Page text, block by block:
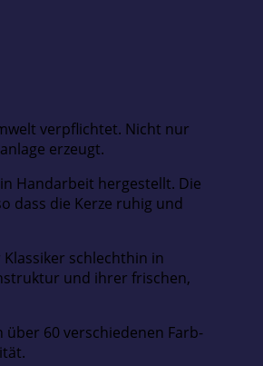
verpflichtet. Nicht nur
erzeugt.
Handarbeit hergestellt. Die
dass die Kerze ruhig und
schlechthin in
und ihrer frischen,
60 verschiedenen Farb-